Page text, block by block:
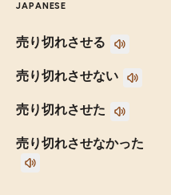
JAPANESE
売り切れさせる
売り切れさせない
売り切れさせた
売り切れさせなかった